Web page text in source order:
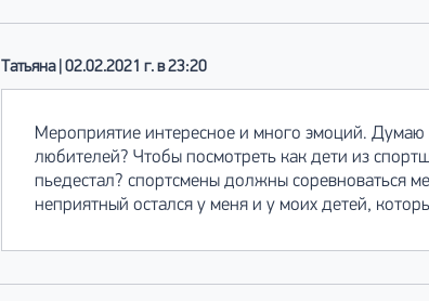
Татьяна | 02.02.2021 г. в 23:20
Мероприятие интересное и много эмоций.
любителей? Чтобы посмотреть как дети из
пьедестал? спортсмены должны соревноваться
неприятный остался у меня и у моих детей,